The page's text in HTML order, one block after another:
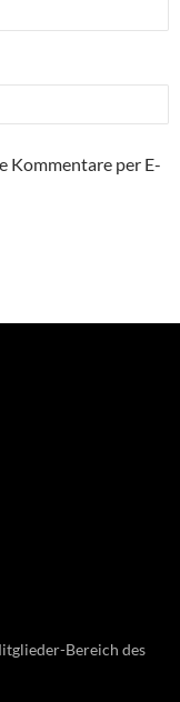
Kommentare per E-
Bereich des